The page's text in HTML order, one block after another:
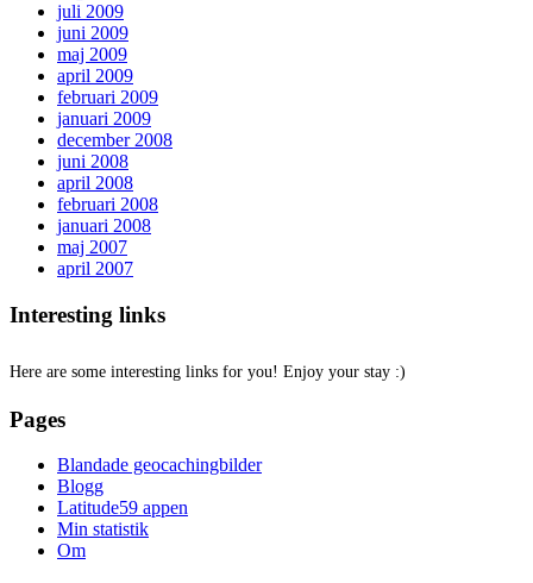
juli 2009
juni 2009
maj 2009
april 2009
februari 2009
januari 2009
december 2008
juni 2008
april 2008
februari 2008
januari 2008
maj 2007
april 2007
Interesting links
Here are some interesting links for you! Enjoy your stay :)
Pages
Blandade geocachingbilder
Blogg
Latitude59 appen
Min statistik
Om